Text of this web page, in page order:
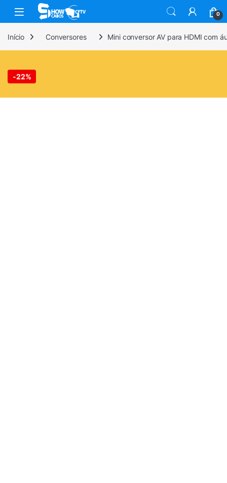
Skip to navigation
Skip to content
0
Início Conversores Mini conversor AV para HDMI com
-22%